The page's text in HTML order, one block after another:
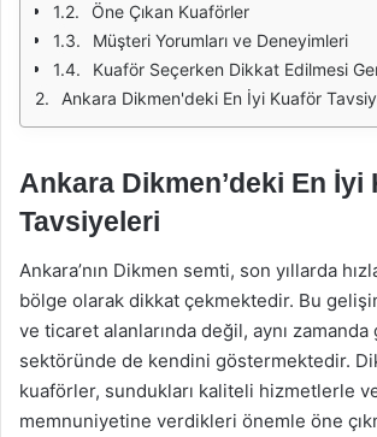
Öne Çıkan Kuaförler
Müşteri Yorumları ve Deneyimleri
Kuaför Seçerken Dikkat Edilmesi
Ankara Dikmen'deki En İyi Kuaför
Ankara Dikmen’deki En İyi
Tavsiyeleri
Ankara’nın Dikmen semti, son yıllarda
bölge olarak dikkat çekmektedir. Bu
ve ticaret alanlarında değil, aynı zamanda
sektöründe de kendini göstermektedir.
kuaförler, sundukları kaliteli hizmetlerle
memnuniyetine verdikleri önemle öne